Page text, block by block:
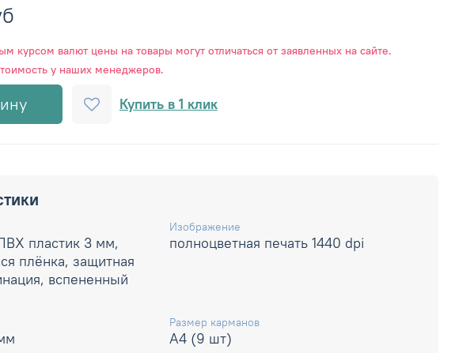
курсом валют цены на товары могут отличаться от заявленных на сайте.
у наших менеджеров.
Купить в 1 клик
пластик 3 мм,
плёнка, защитная
вспененный
Изображение
полноцветная печать 1440 dpi
Размер карманов
А4 (9 шт)